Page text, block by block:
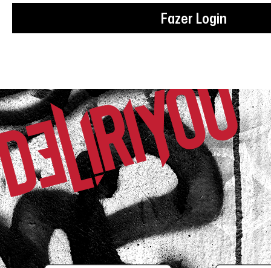
Fazer Login